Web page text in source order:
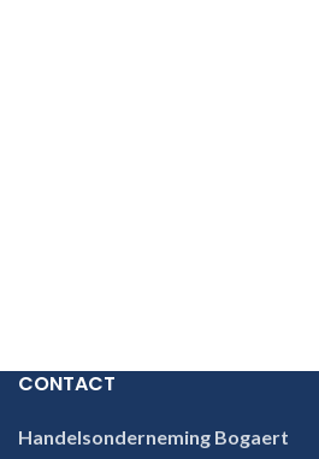
CONTACT
Handelsonderneming Bogaert